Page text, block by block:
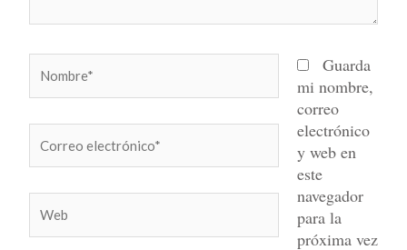
electrónico*
Guarda
mi nombre,
correo
electrónico
y web en
este
navegador
para la
próxima vez